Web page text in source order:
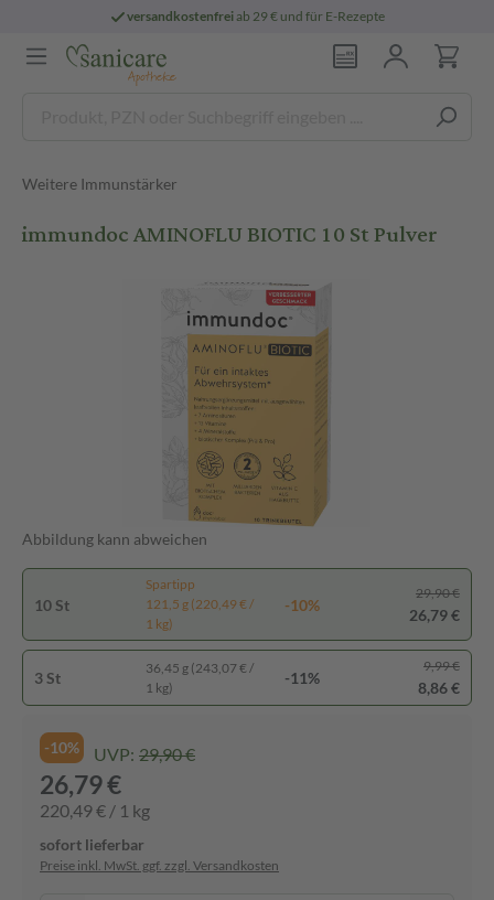
versandkostenfreiab 29 € und für E-Rezepte
Weitere Immunstärker
immundoc AMINOFLU BIOTIC 10 St Pulver
Abbildung kann abweichen
10 St
Spartipp
121,5 g (220,49 € /
1 kg)
-10%
29,90 €
26,79 €
3 St
36,45 g (243,07 € /
1 kg)
-11%
9,99 €
8,86 €
-10% UVP: 29,90 €
26,79 €
220,49 € / 1 kg
sofort lieferbar
Preise inkl. MwSt. ggf. zzgl. Versandkosten